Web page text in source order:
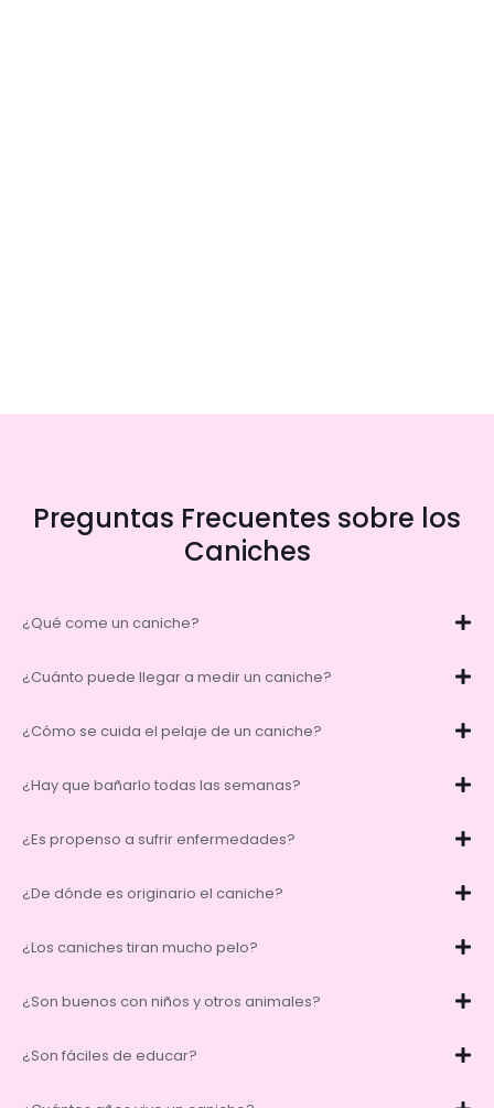
Preguntas Frecuentes sobre los
Caniches
¿Qué come un caniche?
¿Cuánto puede llegar a medir un caniche?
¿Cómo se cuida el pelaje de un caniche?
¿Hay que bañarlo todas las semanas?
¿Es propenso a sufrir enfermedades?
¿De dónde es originario el caniche?
¿Los caniches tiran mucho pelo?
¿Son buenos con niños y otros animales?
¿Son fáciles de educar?